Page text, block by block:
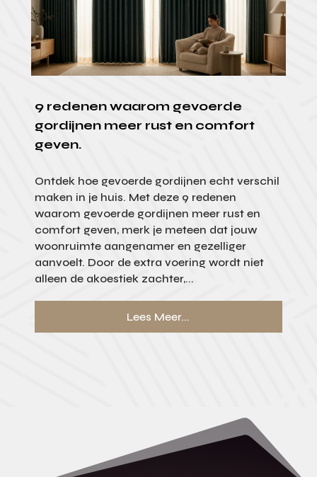
9 redenen waarom gevoerde
gordijnen meer rust en comfort
geven.
Ontdek hoe gevoerde gordijnen echt verschil
maken in je huis. Met deze 9 redenen
waarom gevoerde gordijnen meer rust en
comfort geven, merk je meteen dat jouw
woonruimte aangenamer en gezelliger
aanvoelt. Door de extra voering wordt niet
alleen de akoestiek zachter,...
Lees Meer...